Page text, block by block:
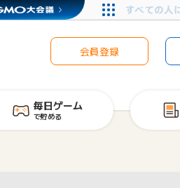
会員登録
毎日ゲーム
で貯める